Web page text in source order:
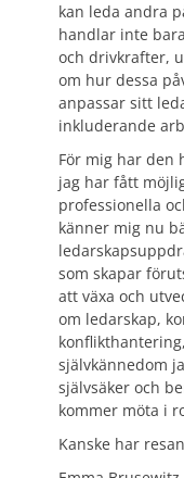
kan leda andra
handlar inte
och drivkrafter,
om hur dessa
anpassar sitt
inkluderande
För mig har den
jag har fått
professionella
känner mig nu
som skapar
att växa och
om ledarskap,
självkännedom
självsäker och
kommer möta i
Kanske har